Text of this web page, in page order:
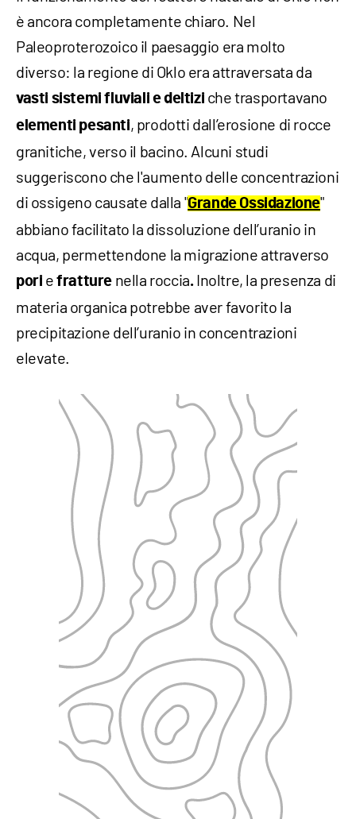
è ancora completamente chiaro. Nel
Paleoproterozoico il paesaggio era molto
diverso: la regione di Oklo era attraversata da
vasti sistemi fluviali e deltizi che trasportavano
elementi pesanti, prodotti dall’erosione di rocce
granitiche, verso il bacino. Alcuni studi
suggeriscono che l'aumento delle concentrazioni
di ossigeno causate dalla "Grande Ossidazione"
abbiano facilitato la dissoluzione dell’uranio in
acqua, permettendone la migrazione attraverso
pori efratture nella roccia.Inoltre, la presenza di
materia organica potrebbe aver favorito la
precipitazione dell’uranio in concentrazioni
elevate.